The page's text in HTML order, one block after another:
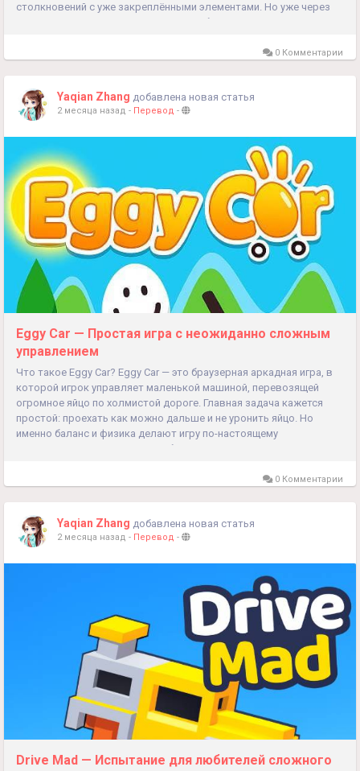
столкновений с уже закреплёнными элементами. Но уже через
несколько уровней игра начинает требовать высокой
0 Комментарии
Yaqian Zhang добавлена новая статья
2 месяца назад - Перевод -
Eggy Car — Простая игра с неожиданно сложным
управлением
Что такое Eggy Car? Eggy Car — это браузерная аркадная игра, в
которой игрок управляет маленькой машиной, перевозящей
огромное яйцо по холмистой дороге. Главная задача кажется
простой: проехать как можно дальше и не уронить яйцо. Но
именно баланс и физика делают игру по-настоящему
увлекательной. В отличие от обычных гоночных игр, здесь
0 Комментарии
Yaqian Zhang добавлена новая статья
2 месяца назад - Перевод -
Drive Mad — Испытание для любителей сложного